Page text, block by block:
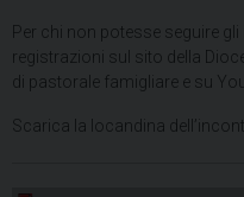
Per chi non potesse seguire
registrazioni sul sito della
di pastorale famigliare e su
Scarica la locandina